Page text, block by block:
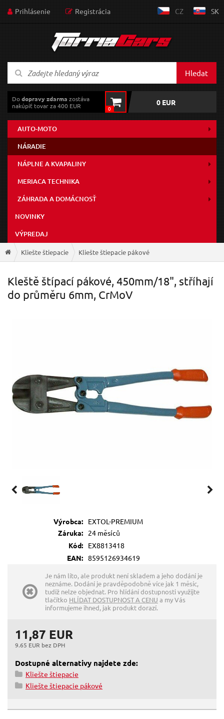
Prihlásenie Registrácia CZ SK
Hledat
Dodopravy zdarma zostáva
nakúpiť tovar za 400 EUR
0
0 EUR
AUTO-MOTO
NÁRADIE
NÁPLNE A KVAPALINY
MERIACA TECHNIKA
ZÁHRADA A DOMÁCNOSŤ
NOVINKY
VÝPREDAJ
Kliešte štiepacie Kliešte štiepacie pákové
Kleště štípací pákové, 450mm/18", stříhají
do průměru 6mm, CrMoV
Výrobca:
EXTOL-PREMIUM
Záruka:
24 měsíců
Kód:
EX8813418
EAN: 8595126934619
Je nám líto, ale produkt není skladem a jeho dodání je
neznáme. Dodání je pravděpodobně více jak 1 měsíc,
tudíž nelze objednat. Pro hlídání dostupnosti využijte
tlačítko HLÍDAT DOSTUPNOST A CENU a my Vás
informujeme ihned, jak produkt dorazí.
11,87 EUR
9.65 EUR bez DPH
Dostupné alternativy najdete zde:
Kliešte štiepacie
Kliešte štiepacie pákové